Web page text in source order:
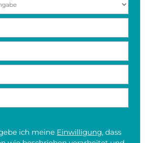
ich meine Einwilligung, dass